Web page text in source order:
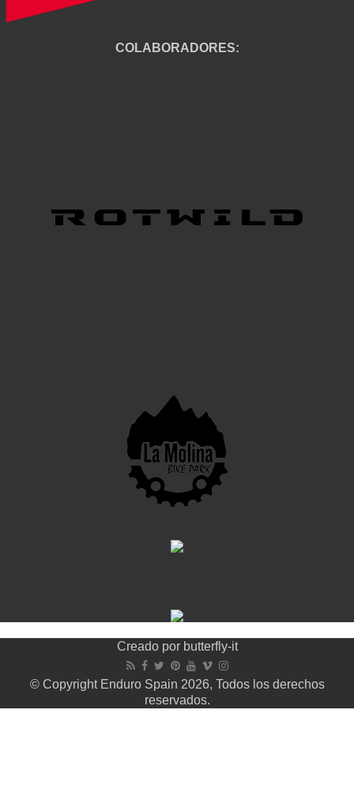
COLABORADORES:
Creado por butterfly-it
© Copyright Enduro Spain 2026, Todos los derechos
reservados.